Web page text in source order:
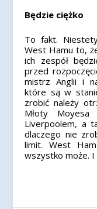
Będzie ciężko
To fakt.
West Hamu to,
ich zespół
przed
mistrz Anglii i
które są w
zrobić należy
Młoty
Liverpoolem, a
dlaczego nie
limit. West
wszystko może.